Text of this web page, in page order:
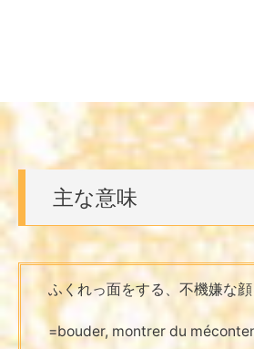
主な意味
ふくれっ面をする、不機嫌な
=bouder, montrer du